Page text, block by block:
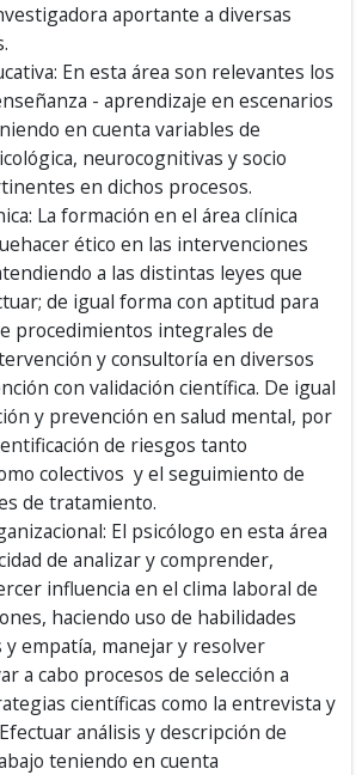
aportante a diversas
En esta área son relevantes los
- aprendizaje en escenarios
en cuenta variables de
neurocognitivas y socio
en dichos procesos.
La formación en el área clínica
ético en las intervenciones
a las distintas leyes que
de igual forma con aptitud para
procedimientos integrales de
y consultoría en diversos
con validación científica. De igual
y prevención en salud mental, por
de riesgos tanto
colectivos y el seguimiento de
de tratamiento.
El psicólogo en esta área
de analizar y comprender,
influencia en el clima laboral de
haciendo uso de habilidades
y empatía, manejar y resolver
a cabo procesos de selección a
científicas como la entrevista y
análisis y descripción de
teniendo en cuenta